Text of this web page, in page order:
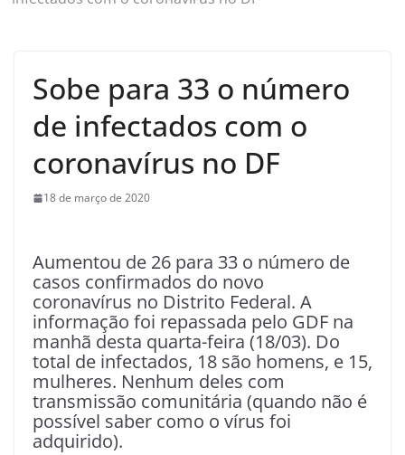
Sobe para 33 o número
de infectados com o
coronavírus no DF
18 de março de 2020
Aumentou de 26 para 33 o número de
casos confirmados do novo
coronavírus no Distrito Federal. A
informação foi repassada pelo GDF na
manhã desta quarta-feira (18/03). Do
total de infectados, 18 são homens, e 15,
mulheres. Nenhum deles com
transmissão comunitária (quando não é
possível saber como o vírus foi
adquirido).